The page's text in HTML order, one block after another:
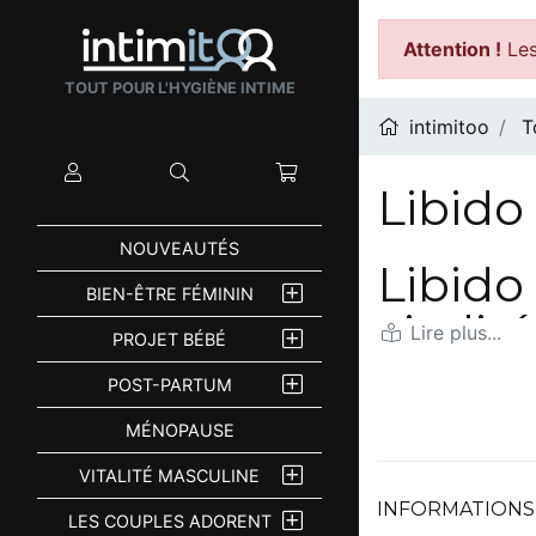
TOUT POUR L'HYGIÈNE INTIME
Mon compte Rechercher Mon panier
NOUVEAUTÉS
BIEN-ÊTRE FÉMININ
PROJET BÉBÉ
POST-PARTUM
MÉNOPAUSE
VITALITÉ MASCULINE
LES COUPLES ADORENT
Attention !
intimitoo
Le désir
sensations. Le
INFORMATIONS